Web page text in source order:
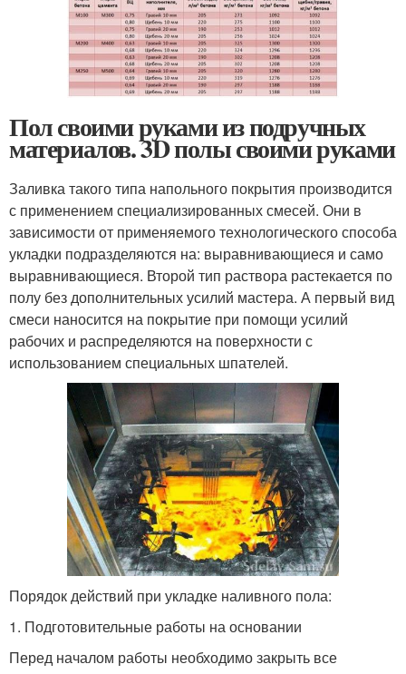
Пол своими руками из подручных
материалов. 3D полы своими руками
Заливка такого типа напольного покрытия производится
с применением специализированных смесей. Они в
зависимости от применяемого технологического способа
укладки подразделяются на: выравнивающиеся и само
выравнивающиеся. Второй тип раствора растекается по
полу без дополнительных усилий мастера. А первый вид
смеси наносится на покрытие при помощи усилий
рабочих и распределяются на поверхности с
использованием специальных шпателей.
Порядок действий при укладке наливного пола:
1. Подготовительные работы на основании
Перед началом работы необходимо закрыть все